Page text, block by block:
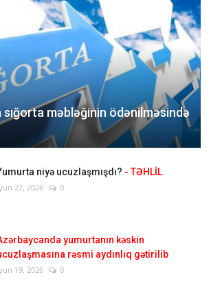
məbləğinin ödənilməsində
niyə ucuzlaşmışdı? - TƏHLİL
22, 2026 0
yumurtanın kəskin
rəsmi aydınlıq gətirilib
19, 2026 0